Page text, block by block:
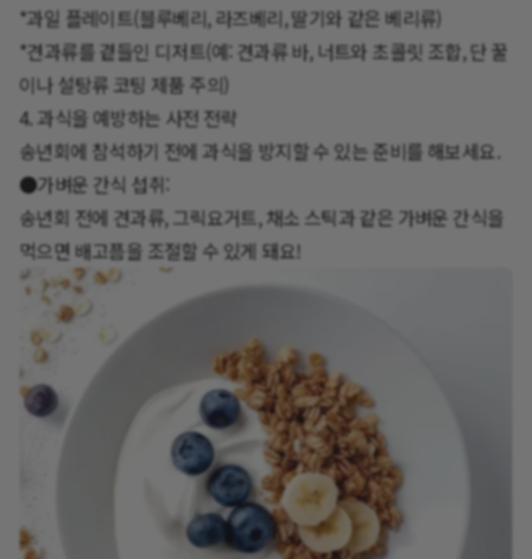
*과일 플레이트(블루베리, 라즈베리, 딸기와 같은 베리류)
*견과류를 곁들인 디저트(예: 견과류 바, 너트와 초콜릿 조합, 단 꿀
이나 설탕류 코팅 제품 주의)
4. 과식을 예방하는 사전 전략
송년회에 참석하기 전에 과식을 방지할 수 있는 준비를 해보세요.
●가벼운 간식 섭취:
송년회 전에 견과류, 그릭요거트, 채소 스틱과 같은 가벼운 간식을
먹으면 배고픔을 조절할 수 있게 돼요!